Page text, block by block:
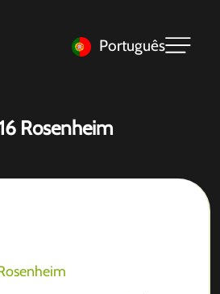
Português
Rosenheim